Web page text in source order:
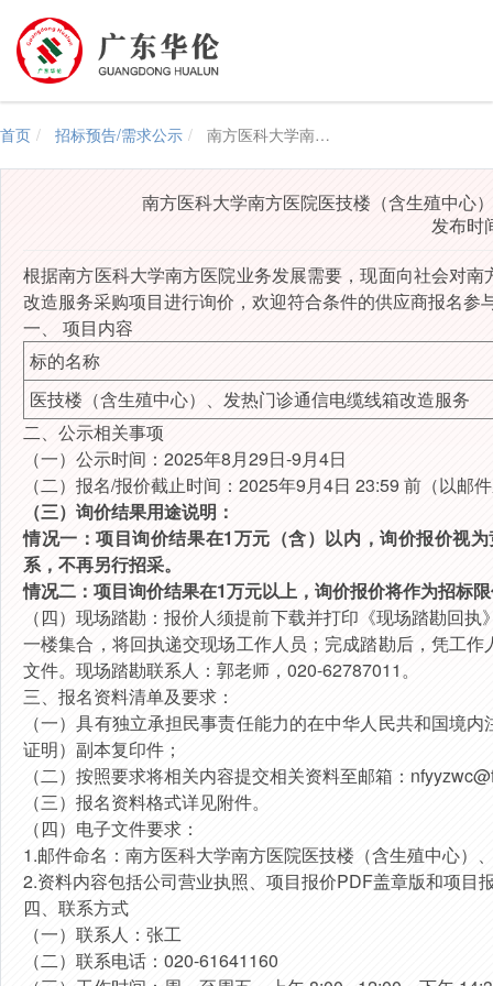
首页 招标预告/需求公示 南方医科大学南方医院医技楼（含生殖中心）、发热门诊通信电缆线箱改造服务采购项目询价公告
南方医科大学南方医院医技楼（含生殖中心
发布时
根据南方医科大学南方医院业务发展需要，现面向社会对南
改造服务采购项目进行询价 ，欢迎符合条件的供应商报名参
一、
项目内容
标的名称
医技楼（含生殖中心）、发热门诊通信电缆线箱改造服务
二、公示相关事项
（一） 公示时间： 2025年8月29日-9月4日
（二） 报名/报价截止时间：2025年9月4日 23:59 前（以邮
（三）询价结果用途说明：
情况一：项目询价结果在1万元（含）以内，询价报价视
系，不再另行招采。
情况二：项目询价结果在1万元以上，询价报价将作为招标
（四）现场踏勘：报价人须提前下载并打印《现场踏勘回执
一楼集合，将回执递交现场工作人员；完成踏勘后，凭工
文件。现场踏勘联系人：郭老师， 020-62787011。
三、报名资料清单及要求：
（一）具有独立承担民事责任能力的在中华人民共和国境
证明）副本复印件；
（二） 按照要求将相关内容提交相关资料至邮箱：
（三） 报名资料格式详见附件。
（四） 电子文件要求：
1.邮件命名：南方医科大学南方医院医技楼（含生殖中心）
2.资料内容包括公司营业执照、项目报价PDF盖章版和项目
四、联系方式
（一） 联系人： 张工
（二） 联系电话： 020-61641160